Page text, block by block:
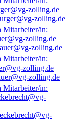
zolling.de
zolling.de
zolling.de